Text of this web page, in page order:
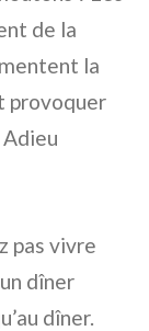
de la
la
provoquer
pas vivre
dîner
dîner.